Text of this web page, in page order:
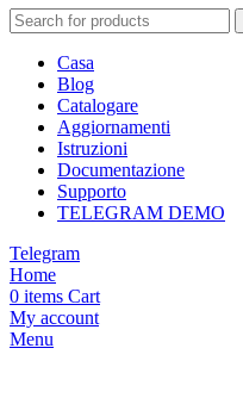
varianti.
opzioni
possono
essere
scelte
nella
pagina
del
prodotto
Casa
Blog
Catalogare
Aggiornamenti
Istruzioni
Documentazione
Supporto
TELEGRAM DEMO
Telegram
Home
0 items Cart
My account
Menu